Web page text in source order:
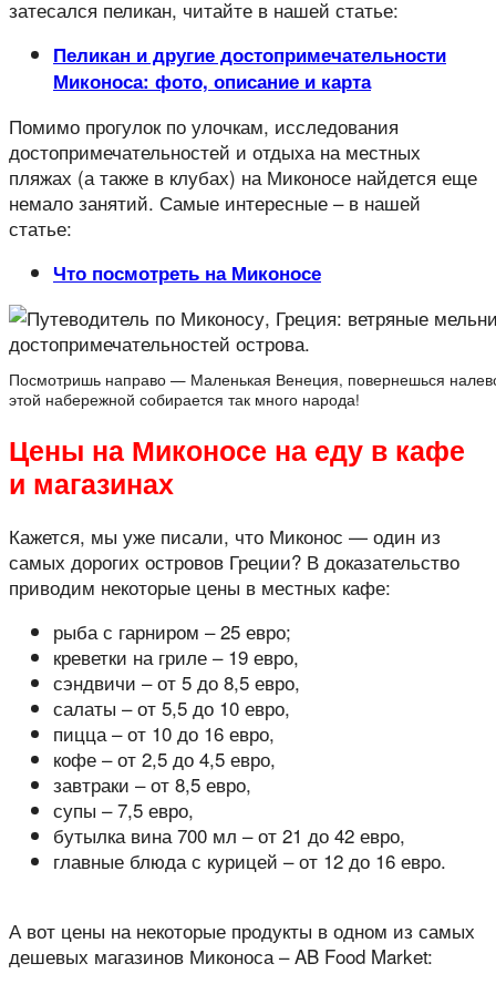
затесался пеликан, читайте в нашей статье:
Пеликан и другие достопримечательности
Миконоса: фото, описание и карта
Помимо прогулок по улочкам, исследования
достопримечательностей и отдыха на местных
пляжах (а также в клубах) на Миконосе найдется еще
немало занятий. Самые интересные – в нашей
статье:
Что посмотреть на Миконосе
Посмотришь направо — Маленькая Венеция, повернешься
этой набережной собирается так много народа!
Цены на Миконосе на еду в кафе
и магазинах
Кажется, мы уже писали, что Миконос — один из
самых дорогих островов Греции? В доказательство
приводим некоторые цены в местных кафе:
рыба с гарниром – 25 евро;
креветки на гриле – 19 евро,
сэндвичи – от 5 до 8,5 евро,
салаты – от 5,5 до 10 евро,
пицца – от 10 до 16 евро,
кофе – от 2,5 до 4,5 евро,
завтраки – от 8,5 евро,
супы – 7,5 евро,
бутылка вина 700 мл – от 21 до 42 евро,
главные блюда с курицей – от 12 до 16 евро.
А вот цены на некоторые продукты в одном из самых
дешевых магазинов Миконоса – AB Food Market: